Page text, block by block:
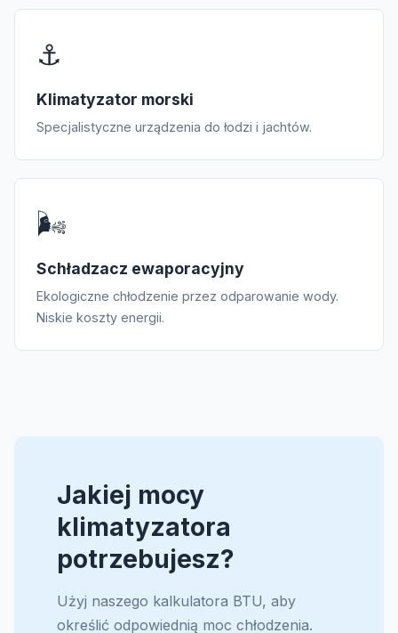
⚓
Klimatyzator morski
Specjalistyczne urządzenia do łodzi i jachtów.
🌬️
Schładzacz ewaporacyjny
Ekologiczne chłodzenie przez odparowanie wody.
Niskie koszty energii.
Jakiej mocy
klimatyzatora
potrzebujesz?
Użyj naszego kalkulatora BTU, aby
określić odpowiednią moc chłodzenia.